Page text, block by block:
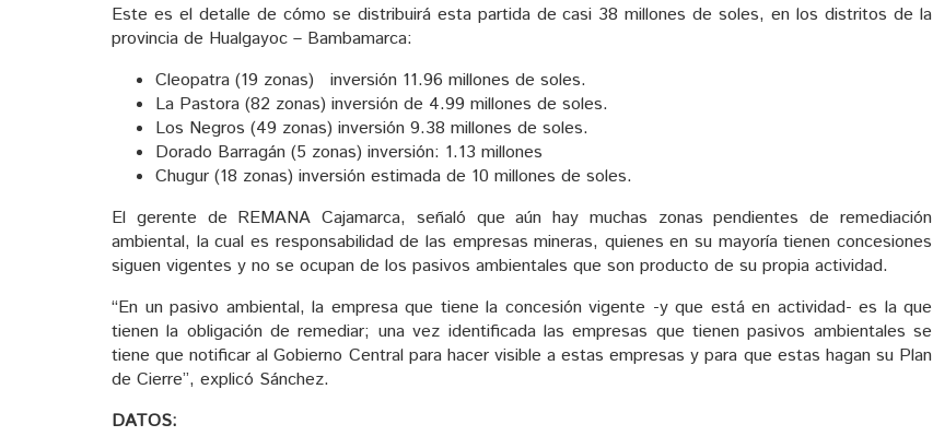
Este es el detalle de cómo se distribuirá esta partida de casi 38 millones de soles, en los distritos de la
provincia de Hualgayoc – Bambamarca:
Cleopatra (19 zonas) inversión 11.96 millones de soles.
La Pastora (82 zonas) inversión de 4.99 millones de soles.
Los Negros (49 zonas) inversión 9.38 millones de soles.
Dorado Barragán (5 zonas) inversión: 1.13 millones
Chugur (18 zonas) inversión estimada de 10 millones de soles.
El gerente de REMANA Cajamarca, señaló que aún hay muchas zonas pendientes de remediación
ambiental, la cual es responsabilidad de las empresas mineras, quienes en su mayoría tienen concesiones
siguen vigentes y no se ocupan de los pasivos ambientales que son producto de su propia actividad.
“En un pasivo ambiental, la empresa que tiene la concesión vigente -y que está en actividad- es la que
tienen la obligación de remediar; una vez identificada las empresas que tienen pasivos ambientales se
tiene que notificar al Gobierno Central para hacer visible a estas empresas y para que estas hagan su Plan
de Cierre”, explicó Sánchez.
DATOS: